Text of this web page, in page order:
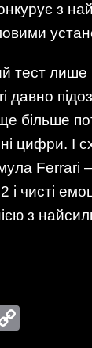
з
тест лише
давно
більше
цифри. І
Ferrari
чисті
з